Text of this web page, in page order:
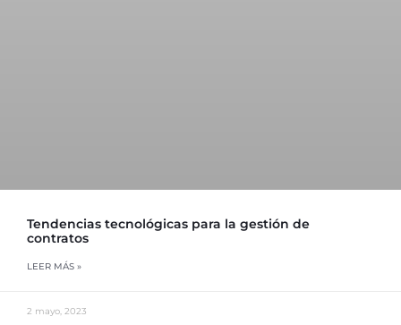
Tendencias tecnológicas para la gestión de
contratos
LEER MÁS »
2 mayo, 2023